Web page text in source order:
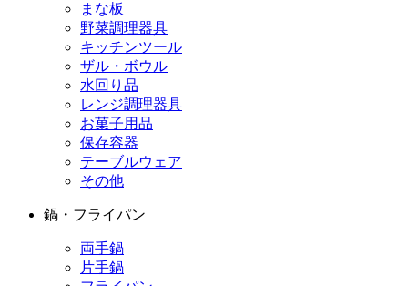
まな板
野菜調理器具
キッチンツール
ザル・ボウル
水回り品
レンジ調理器具
お菓子用品
保存容器
テーブルウェア
その他
鍋・フライパン
両手鍋
片手鍋